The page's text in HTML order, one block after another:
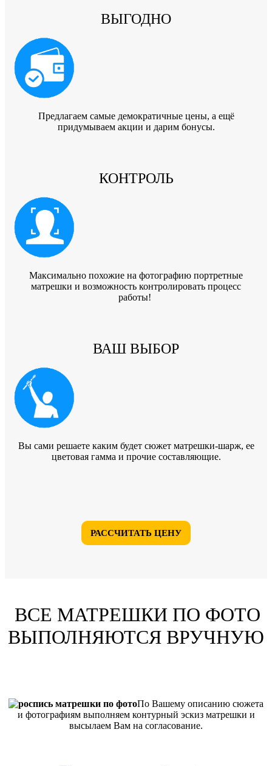
ВЫГОДНО
Предлагаем самые демократичные цены, а ещё
придумываем акции и дарим бонусы.
КОНТРОЛЬ
Максимально похожие на фотографию портретные
матрешки и возможность контролировать процесс
работы!
ВАШ ВЫБОР
Вы сами решаете каким будет сюжет матрешки-шарж, ее
цветовая гамма и прочие составляющие.
РАССЧИТАТЬ ЦЕНУ
ВСЕ МАТРЕШКИ ПО ФОТО
ВЫПОЛНЯЮТСЯ ВРУЧНУЮ
По Вашему описанию сюжета
и фотографиям выполняем контурный эскиз матрешки и
высылаем Вам на согласование.